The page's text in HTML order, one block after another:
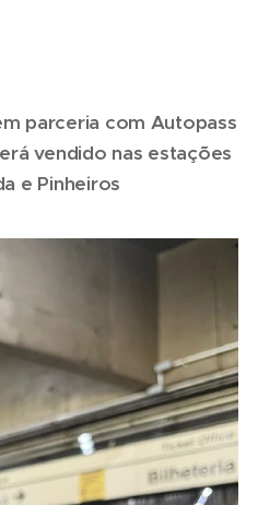
parceria com Autopass
vendido nas estações
e Pinheiros